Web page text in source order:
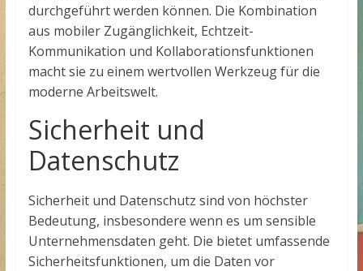
durchgeführt werden können. Die Kombination
aus mobiler Zugänglichkeit, Echtzeit-
Kommunikation und Kollaborationsfunktionen
macht sie zu einem wertvollen Werkzeug für die
moderne Arbeitswelt.
Sicherheit und
Datenschutz
Sicherheit und Datenschutz sind von höchster
Bedeutung, insbesondere wenn es um sensible
Unternehmensdaten geht. Die bietet umfassende
Sicherheitsfunktionen, um die Daten vor